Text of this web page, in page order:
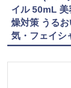
イル 50mL 美
燥対策 うる
気・フェイシ